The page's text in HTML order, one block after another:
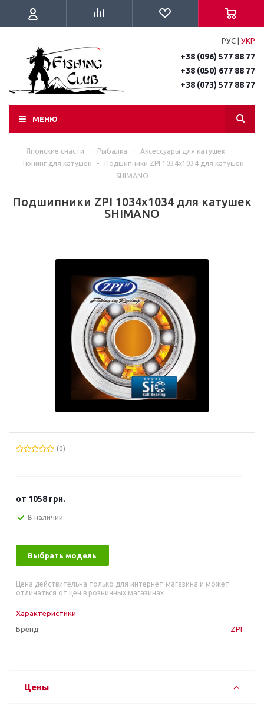
РУС УКР
+38 (096) 577 88 77
+38 (050) 677 88 77
+38 (073) 577 88 77
МЕНЮ
Японские снасти - Рыбалка - Аксессуары для катушек
-
Тюнинг для катушек
-
Подшипники ZPI 1034х1034 для катушек
SHIMANO
Подшипники ZPI 1034х1034 для катушек
SHIMANO
(0)
от 1058 грн.
В наличии
Выбрать модель
Цена действительна только для интернет-магазина и может
отличаться от цен в розничных магазинах
Характеристики
Бренд
ZPI
Цены